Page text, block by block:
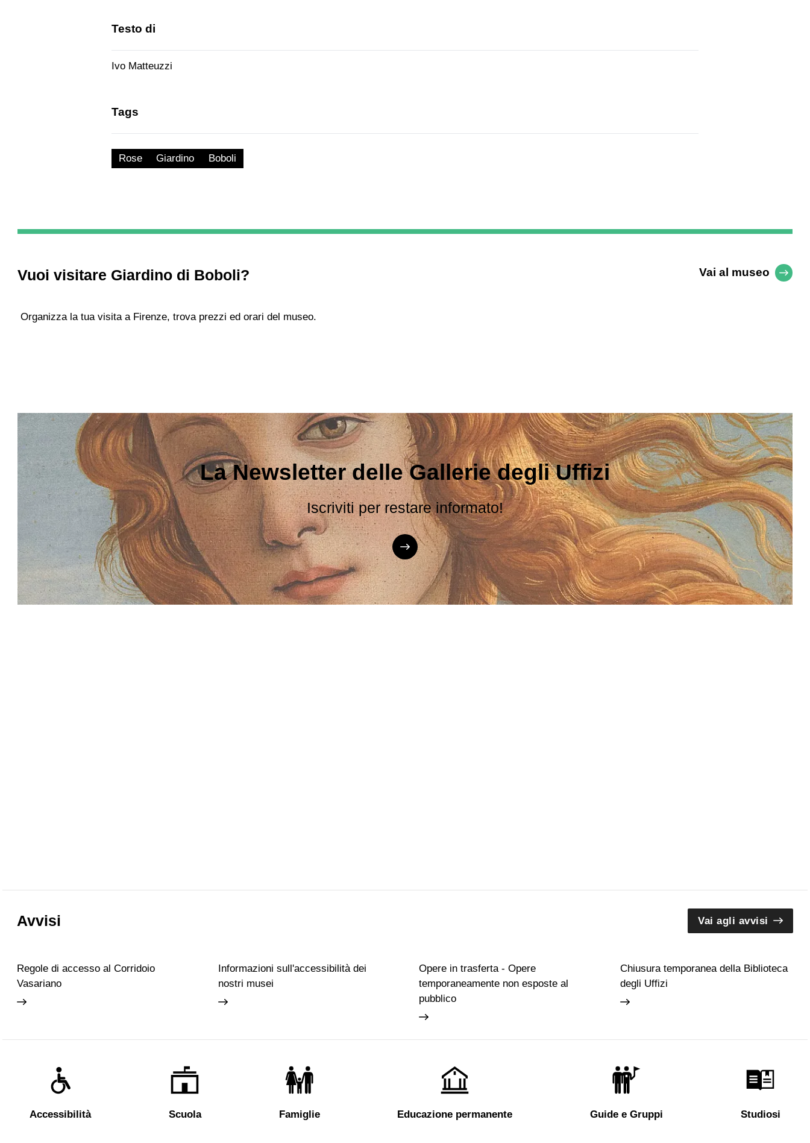
Testo di
Ivo Matteuzzi
Tags
Rose Giardino Boboli
Vuoi visitare Giardino di Boboli?
Organizza la tua visita a Firenze, trova prezzi ed orari del museo.
Vai al museo
La Newsletter delle Gallerie degli Uffizi
Iscriviti per restare informato!
Avvisi Vai agli avvisi
Regole di accesso al Corridoio
Vasariano
Informazioni sull'accessibilità dei
nostri musei
Opere in trasferta - Opere
temporaneamente non esposte al
pubblico
Chiusura temporanea della Biblioteca
degli Uffizi
Accessibilità Scuola Famiglie Educazione permanente Guide e Gruppi Studiosi